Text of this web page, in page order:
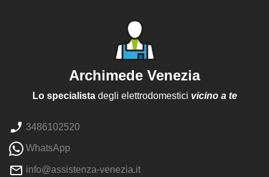
Archimede Venezia
Lo specialistadegli elettrodomestici vicino a te
3486102520
WhatsApp
info@assistenza-venezia.it